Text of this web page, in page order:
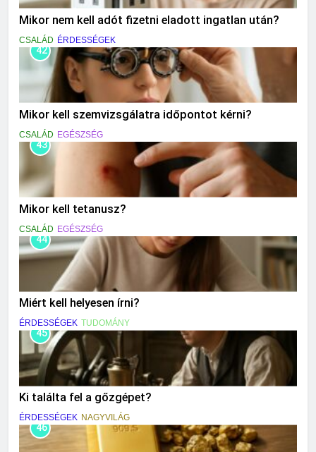
Mikor nem kell adót fizetni eladott ingatlan után?
CSALÁD ÉRDESSÉGEK
42
Mikor kell szemvizsgálatra időpontot kérni?
CSALÁD EGÉSZSÉG
43
Mikor kell tetanusz?
CSALÁD EGÉSZSÉG
44
Miért kell helyesen írni?
ÉRDESSÉGEK TUDOMÁNY
45
Ki találta fel a gőzgépet?
ÉRDESSÉGEK NAGYVILÁG
46